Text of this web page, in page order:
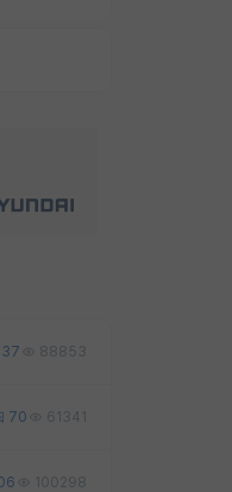
37 88853
70 61341
100298